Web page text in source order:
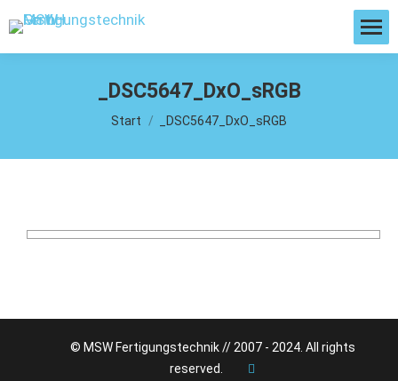
_DSC5647_DxO_sRGB
Sie befinden sich hier:
Start _DSC5647_DxO_sRGB
© MSW Fertigungstechnik // 2007 - 2024. All rights
reserved.